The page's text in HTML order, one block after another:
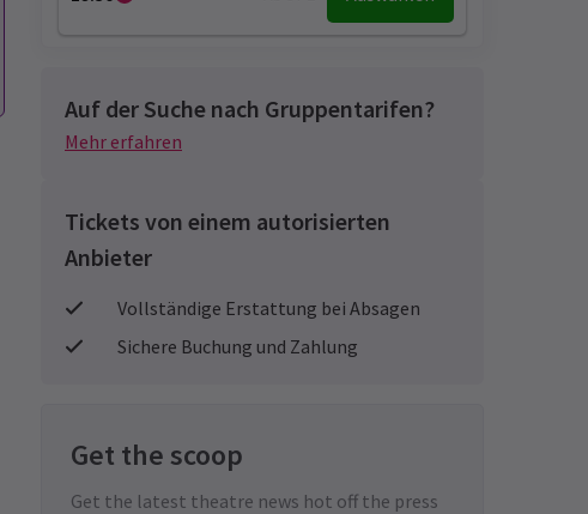
Auf der Suche nach Gruppentarifen?
Mehr erfahren
Tickets von einem autorisierten
Anbieter
Vollständige Erstattung bei Absagen
Sichere Buchung und Zahlung
Get the scoop
Get the latest theatre news hot off the press